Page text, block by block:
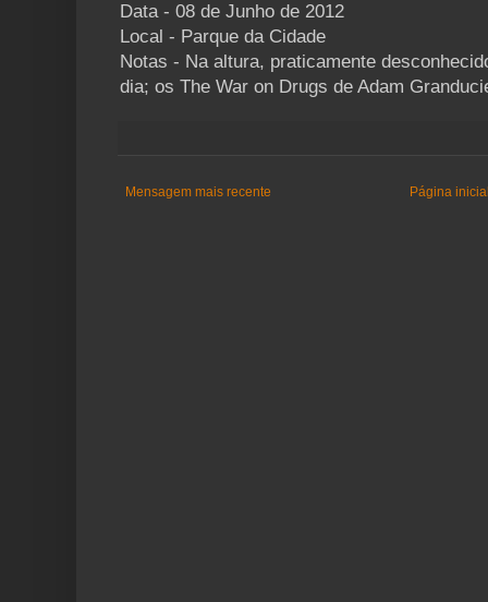
Data - 08 de Junho de 2012
Local - Parque da Cidade
Notas - Na altura, praticamente
dia; os The War on Drugs de Adam
Mensagem mais recente Página